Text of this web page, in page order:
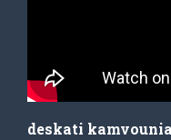
deskati